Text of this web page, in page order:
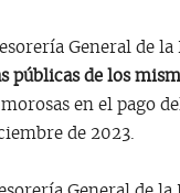
General de la
públicas de los
en el pago
de 2023.